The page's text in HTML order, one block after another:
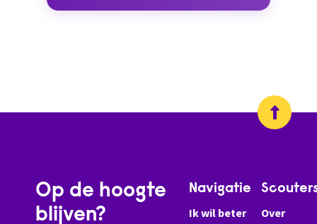
Op de hoogte
blijven?
Navigatie
Ik wil beter
Over